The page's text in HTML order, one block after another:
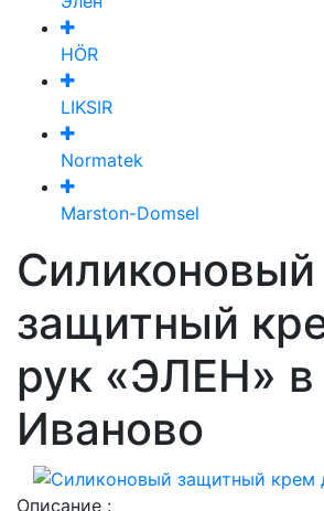
HÖR
LIKSIR
Normatek
Marston-Domsel
Силиконовый
защитный
рук «ЭЛЕН» в
Иваново
Описание :